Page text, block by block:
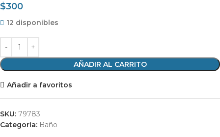
$300
12 disponibles
AÑADIR AL CARRITO
Añadir a favoritos
SKU: 79783
Categoría: Baño